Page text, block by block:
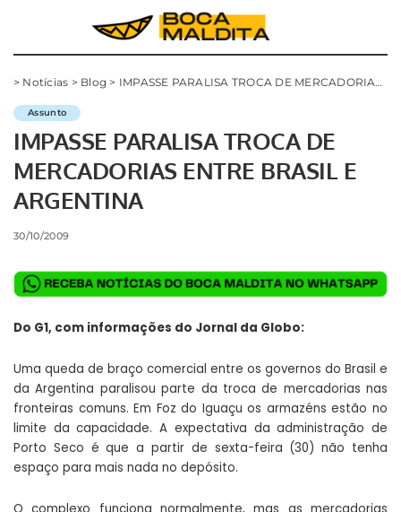
> Notícias > Blog > IMPASSE PARALISA TROCA DE MERCADORIAS ENTRE BRASIL E ARGENTINA
Assunto
IMPASSE PARALISA TROCA DE
MERCADORIAS ENTRE BRASIL E
ARGENTINA
30/10/2009
Do G1, com informações do Jornal da Globo:
Uma queda de braço comercial entre os governos do Brasil e
da Argentina paralisou parte da troca de mercadorias nas
fronteiras comuns. Em Foz do Iguaçu os armazéns estão no
limite da capacidade. A expectativa da administração de
Porto Seco é que a partir de sexta-feira (30) não tenha
espaço para mais nada no depósito.